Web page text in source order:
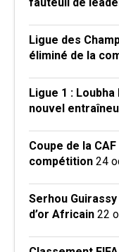
Ligue des
éliminé de la
Ligue 1 :
nouvel
Coupe de la
compétition 24
Serhou
d’or Africain 22